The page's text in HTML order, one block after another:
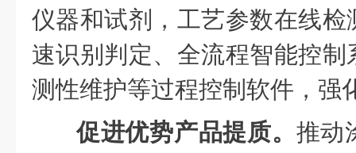
仪器和试剂，工艺参数在线
速识别判定、全流程智能控
测性维护等过程控制软件，强
促进优势产品提质。 推动